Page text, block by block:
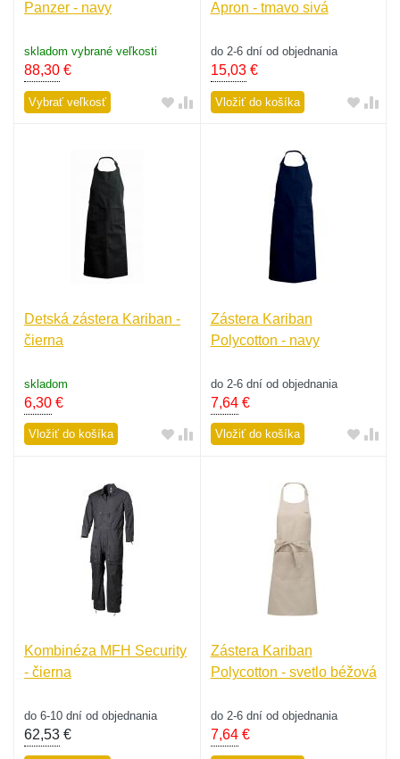
Panzer - navy
skladom vybrané veľkosti
88,30 €
Vybrať veľkosť
Apron - tmavo sivá
do 2-6 dní od objednania
15,03€
Vložiť do košíka
Detská zástera Kariban -
čierna
skladom
6,30 €
Vložiť do košíka
Zástera Kariban
Polycotton - navy
do 2-6 dní od objednania
7,64€
Vložiť do košíka
Kombinéza MFH Security
- čierna
do 6-10 dní od objednania
62,53 €
Zástera Kariban
Polycotton - svetlo béžová
do 2-6 dní od objednania
7,64€